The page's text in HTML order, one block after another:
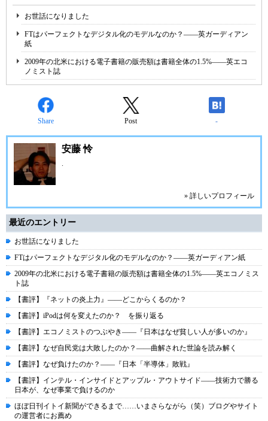
お世話になりました
FTはパーフェクトなデジタル化のモデルなのか？――英ガーディアン
紙
2009年の北米における電子書籍の販売額は書籍全体の1.5%――英エコ
ノミスト誌
Share Post -
安藤 怜
.
» 詳しいプロフィール
最近のエントリー
お世話になりました
FTはパーフェクトなデジタル化のモデルなのか？――英ガーディアン紙
2009年の北米における電子書籍の販売額は書籍全体の1.5%――英エコノミス
ト誌
【書評】『ネットの炎上力』――どこからくるのか？
【書評】iPodは何を変えたのか？ を振り返る
【書評】エコノミストのつぶやき――『日本はなぜ貧しい人が多いのか』
【書評】なぜ自民党は大敗したのか？――曲解された世論を読み解く
【書評】なぜ負けたのか？――『日本「半導体」敗戦』
【書評】インテル・インサイドとアップル・アウトサイド――技術力で勝る
日本が、なぜ事業で負けるのか
ほぼ日刊イトイ新聞ができるまで……いまさらながら（笑）ブログやサイト
の運営者にお薦め